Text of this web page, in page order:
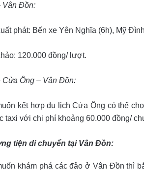
Vân Đồn:
phát: Bến xe Yên Nghĩa (6h), Mỹ
120.000 đồng/ lượt.
Cửa Ông – Vân Đồn:
kết hợp du lịch Cửa Ông có thể
taxi với chi phí khoảng 60.000 đồng/
tiện di chuyển tại Vân Đồn:
khám phá các đảo ở Vân Đồn thì